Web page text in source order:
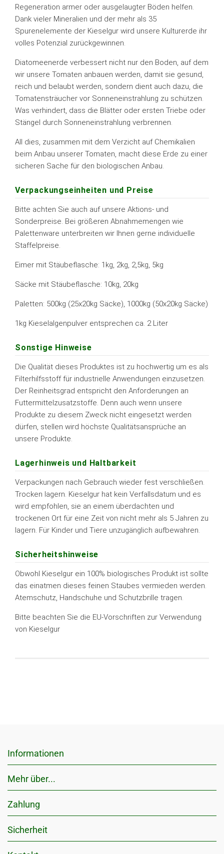
Regeneration armer oder ausgelaugter Böden helfen.
Dank vieler Mineralien und der mehr als 35
Spurenelemente der Kieselgur wird unsere Kulturerde ihr
volles Potenzial zurückgewinnen.
Diatomeenerde verbessert nicht nur den Boden, auf dem
wir unsere Tomaten anbauen werden, damit sie gesund,
reich und belaubt werden, sondern dient auch dazu, die
Tomatensträucher vor Sonneneinstrahlung zu schützen.
Was verhindert, dass die Blätter oder ersten Triebe oder
Stängel durch Sonneneinstrahlung verbrennen.
All dies, zusammen mit dem Verzicht auf Chemikalien
beim Anbau unserer Tomaten, macht diese Erde zu einer
sicheren Sache für den biologischen Anbau.
Verpackungseinheiten und Preise
Bitte achten Sie auch auf unsere Aktions- und
Sonderpreise. Bei größeren Abnahmemengen wie
Palettenware unterbreiten wir Ihnen gerne individuelle
Staffelpreise.
Eimer mit Stäubeflasche: 1kg, 2kg, 2,5kg, 5kg
Säcke mit Stäubeflasche: 10kg, 20kg
Paletten: 500kg (25x20kg Säcke), 1000kg (50x20kg Säcke)
1kg Kieselalgenpulver entsprechen ca. 2 Liter
Sonstige Hinweise
Die Qualität dieses Produktes ist zu hochwertig um es als
Filterhilfsstoff für industrielle Anwendungen einzusetzen.
Der Reinheitsgrad entspricht den Anforderungen an
Futtermittelzusatzstoffe. Denn auch wenn unsere
Produkte zu diesem Zweck nicht eingesetzt werden
dürfen, stellen wird höchste Qualitätsansprüche an
unsere Produkte.
Lagerhinweis und Haltbarkeit
Verpackungen nach Gebrauch wieder fest verschließen.
Trocken lagern. Kieselgur hat kein Verfallsdatum und es
wird empfohlen, sie an einem überdachten und
trockenen Ort für eine Zeit von nicht mehr als 5 Jahren zu
lagern. Für Kinder und Tiere unzugänglich aufbewahren.
Sicherheitshinweise
Obwohl Kieselgur ein 100% biologisches Produkt ist sollte
das einatmen dieses feinen Staubes vermieden werden.
Atemschutz, Handschuhe und Schutzbrille tragen.
Bitte beachten Sie die EU-Vorschriften zur Verwendung
von Kieselgur
Informationen
Mehr über...
Zahlung
Sicherheit